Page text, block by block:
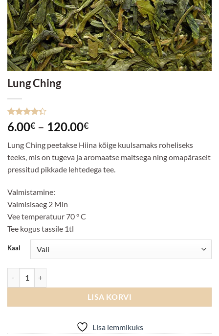
Lung Ching
Hinnatud
4.33/5
3
hinnangu
põhjal
6.00€ – 120.00€Hinnavahemik:
kuni
120.00€
Lung Ching peetakse Hiina kõige kuulsamaks roheliseks
teeks, mis on tugeva ja aromaatse maitsega ning omapäraselt
pressitud pikkade lehtedega tee.
Valmistamine:
Valmisisaeg 2 Min
Vee temperatuur 70 ° C
Tee kogus tassile 1tl
Kaal
LISA KORVI
Lisa lemmikuks